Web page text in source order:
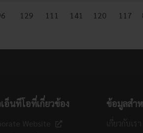
129 111 141 120 117
อ็นทีโอที่เกี่ยวข้อง ข้อมูลสำ